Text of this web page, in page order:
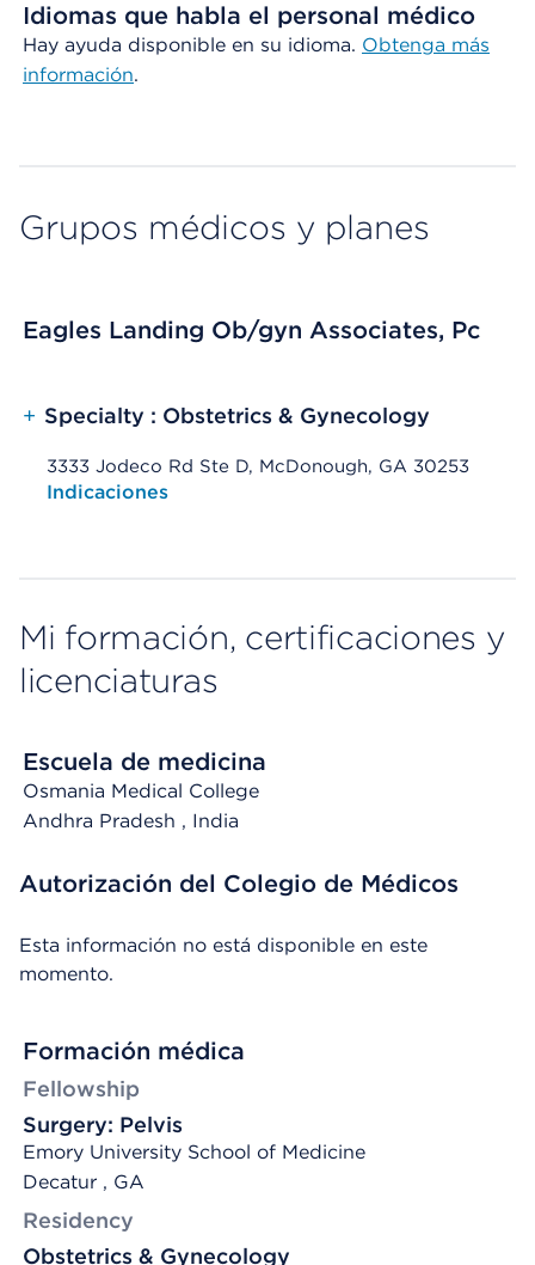
Idiomas que habla el personal médico
Hay ayuda disponible en su idioma. Obtenga más
información.
Grupos médicos y planes
Eagles Landing Ob/gyn Associates, Pc
+ Specialty : Obstetrics & Gynecology
3333 Jodeco Rd Ste D, McDonough, GA 30253
Opens native map application on mobile devices
Indicaciones
Mi formación, certificaciones y
licenciaturas
Escuela de medicina
Osmania Medical College
Andhra Pradesh , India
Autorización del Colegio de Médicos
Esta información no está disponible en este
momento.
Formación médica
Fellowship
Surgery: Pelvis
Emory University School of Medicine
Decatur , GA
Residency
Obstetrics & Gynecology